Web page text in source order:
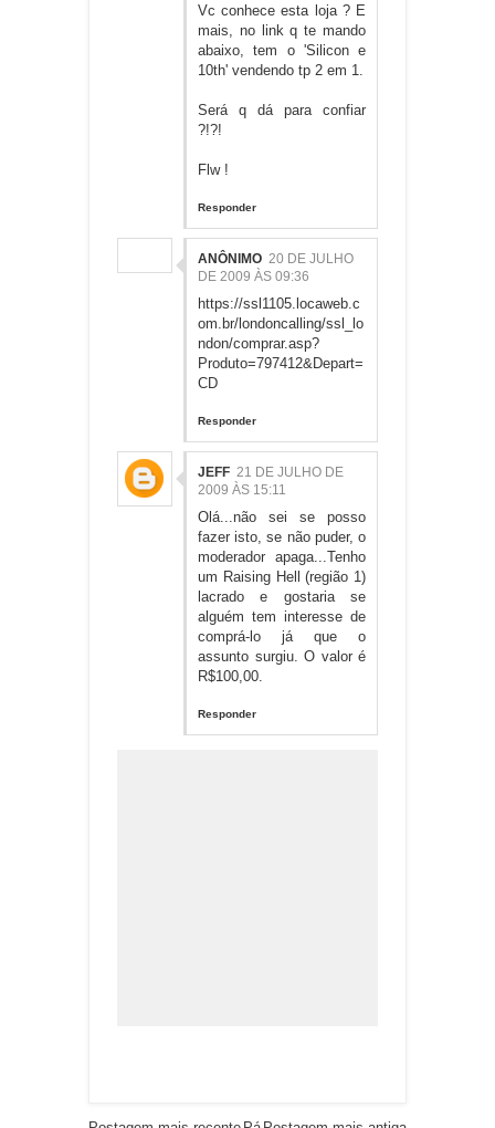
Vc conhece esta loja ? E
mais, no link q te mando
abaixo, tem o 'Silicon e
10th' vendendo tp 2 em 1.
Será q dá para confiar
?!?!
Flw !
Responder
ANÔNIMO 20 DE JULHO
DE 2009 ÀS 09:36
https://ssl1105.locaweb.c
om.br/londoncalling/ssl_lo
ndon/comprar.asp?
Produto=797412&Depart=
CD
Responder
JEFF 21 DE JULHO DE
2009 ÀS 15:11
Olá...não sei se posso
fazer isto, se não puder, o
moderador apaga...Tenho
um Raising Hell (região 1)
lacrado e gostaria se
alguém tem interesse de
comprá-lo já que o
assunto surgiu. O valor é
R$100,00.
Responder